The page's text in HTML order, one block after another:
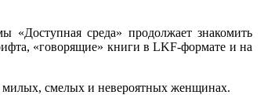
«Доступная среда» продолжает знакомить
«говорящие» книги в LKF-формате и на
милых, смелых и невероятных женщинах.